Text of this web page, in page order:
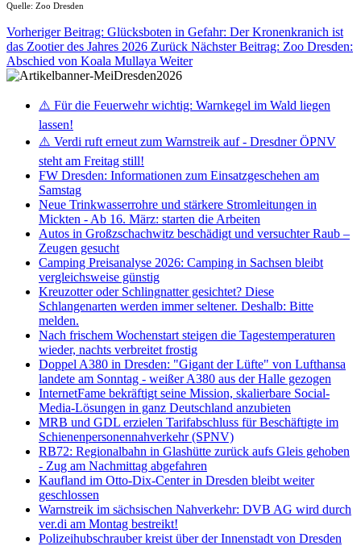
Quelle: Zoo Dresden
Vorheriger Beitrag: Glücksboten in Gefahr: Der Kronenkranich ist
das Zootier des Jahres 2026 Zurück Nächster Beitrag: Zoo Dresden:
Abschied von Koala Mullaya Weiter
⚠️ Für die Feuerwehr wichtig: Warnkegel im Wald liegen
lassen!
⚠️ Verdi ruft erneut zum Warnstreik auf - Dresdner ÖPNV
steht am Freitag still!
FW Dresden: Informationen zum Einsatzgeschehen am
Samstag
Neue Trinkwasserrohre und stärkere Stromleitungen in
Mickten - Ab 16. März: starten die Arbeiten
Autos in Großzschachwitz beschädigt und versuchter Raub –
Zeugen gesucht
Camping Preisanalyse 2026: Camping in Sachsen bleibt
vergleichsweise günstig
Kreuzotter oder Schlingnatter gesichtet? Diese
Schlangenarten werden immer seltener. Deshalb: Bitte
melden.
Nach frischem Wochenstart steigen die Tagestemperaturen
wieder, nachts verbreitet frostig
Doppel A380 in Dresden: "Gigant der Lüfte" von Lufthansa
landete am Sonntag - weißer A380 aus der Halle gezogen
InternetFame bekräftigt seine Mission, skalierbare Social-
Media-Lösungen in ganz Deutschland anzubieten
MRB und GDL erzielen Tarifabschluss für Beschäftigte im
Schienenpersonennahverkehr (SPNV)
RB72: Regionalbahn in Glashütte zurück aufs Gleis gehoben
- Zug am Nachmittag abgefahren
Kaufland im Otto-Dix-Center in Dresden bleibt weiter
geschlossen
Warnstreik im sächsischen Nahverkehr: DVB AG wird durch
ver.di am Montag bestreikt!
Polizeihubschrauber kreist über der Innenstadt von Dresden